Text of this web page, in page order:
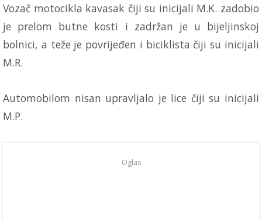
Vozač motocikla kavasak čiji su inicijali M.K. zadobio
je prelom butne kosti i zadržan je u bijeljinskoj
bolnici, a teže je povrijeđen i biciklista čiji su inicijali
M.R.
Automobilom nisan upravljalo je lice čiji su inicijali
M.P.
Oglas